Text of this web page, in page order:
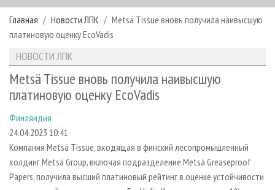
РУБРИКИ И ТЕМЫ
РУБРИКИ ЖУРНАЛА
ЛЕСОЗАГОТОВКА
ЛЕСОПИЛЕНИЕ
СУШКА ДРЕВЕСИНЫ
ПРОИЗВОДСТВО ДРЕВЕСНЫХ ПЛИТ
ДЕРЕВЯННОЕ ДОМОСТРОЕНИЕ
НОВОСТИ
НОВОСТИ ЛПК
НОВОСТИ ЖУРНАЛА
ПРОЕКТЫ ЛПИ
АНАЛИТИКА
ПРЕДПРИЯТИЯ ЛПК
ПЕРСОНЫ
МОБИЛЬНЫЕ ВЫСТАВКИ
ОФИЦИАЛЬНЫЕ ДЕЛЕГАЦИИ
АРХИВ
АРХИВ ЖУРНАЛОВ
О ЖУРНАЛЕ
КОНТАКТЫ
РЕКЛАМОДАТЕЛЯМ
РЕКЛАМА
РЕКЛАМА НА САЙТЕ
Главная Новости ЛПК
Metsä Tissue вновь получила наивысшую
платиновую оценку EcoVadis
НОВОСТИ ЛПК
Metsä Tissue вновь получила наивысшую
платиновую оценку EcoVadis
Финляндия
24.04.2023 10:41
Компания Metsä Tissue, входящая в финский лесопромышленный
холдинг Metsä Group, включая подразделение Metsä Greaseproof
Papers, получила высший платиновый рейтинг в оценке устойчивости